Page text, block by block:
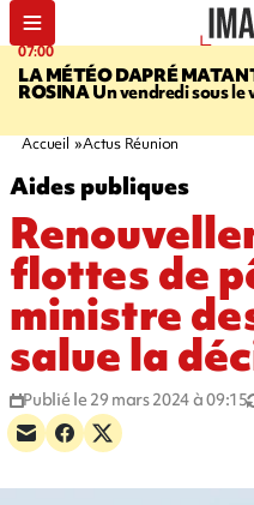
07:00
LA MÉTÉO DAPRÉ
ROSINAUn vendredi sous le
Accueil Actus Réunion
Aides publiques
flottes de
ministre
salue la
Publié le 29 mars 2024 à 09:15